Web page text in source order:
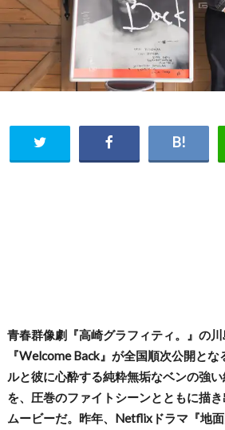
青春群像劇『高崎グラフィティ。』の川
『Welcome Back』が全国順次公開と
ルと彼に心酔する純粋無垢なベンの強
を、圧巻のファイトシーンとともに描
ムービーだ。昨年、Netflixドラマ『地